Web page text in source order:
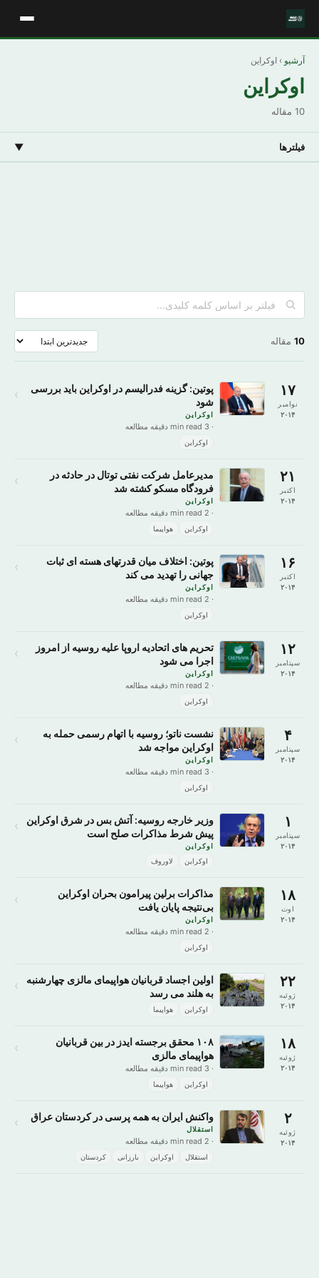
آرشیو › اوکراین
اوکراین
10 مقاله
فیلترها ▼
10 مقاله
۱۷
نوامبر
۲۰۱۴
پوتین: گزینه فدرالیسم در اوکراین باید بررسی
شود
اوکراین
· 3 min read دقیقه مطالعه
اوکراین
›
۲۱
اکتبر
۲۰۱۴
مدیرعامل شرکت نفتی توتال در حادثه در
فرودگاه مسکو کشته شد
اوکراین
· 2 min read دقیقه مطالعه
اوکراین هواپیما
›
۱۶
اکتبر
۲۰۱۴
پوتین: اختلاف میان قدرتهای هسته ای ثبات
جهانی را تهدید می کند
اوکراین
· 2 min read دقیقه مطالعه
اوکراین
›
۱۲
سپتامبر
۲۰۱۴
تحریم های اتحادیه اروپا علیه روسیه از امروز
اجرا می شود
اوکراین
· 2 min read دقیقه مطالعه
اوکراین
›
۴
سپتامبر
۲۰۱۴
نشست ناتو؛ روسیه با اتهام رسمی حمله به
اوکراین مواجه شد
اوکراین
· 3 min read دقیقه مطالعه
اوکراین
›
۱
سپتامبر
۲۰۱۴
وزیر خارجه روسیه: آتش بس در شرق اوکراین
پیش شرط مذاکرات صلح است
اوکراین
اوکراین
لاوروف
›
۱۸
اوت
۲۰۱۴
مذاکرات برلین پیرامون بحران اوکراین
بی‌نتیجه پایان یافت
اوکراین
· 2 min read دقیقه مطالعه
اوکراین
›
۲۲
ژوئیه
۲۰۱۴
اولین اجساد قربانیان هواپیمای مالزی چهارشنبه
به هلند می رسد
اوکراین هواپیما
›
۱۸
ژوئیه
۲۰۱۴
۱۰۸ محقق برجسته ایدز در بین قربانیان
هواپیمای مالزی
· 3 min read دقیقه مطالعه
اوکراین هواپیما
›
۲
ژوئیه
۲۰۱۴
واکنش ایران به همه پرسی در کردستان عراق
استقلال
· 2 min read دقیقه مطالعه
استقلال اوکراین بارزانی کردستان
›